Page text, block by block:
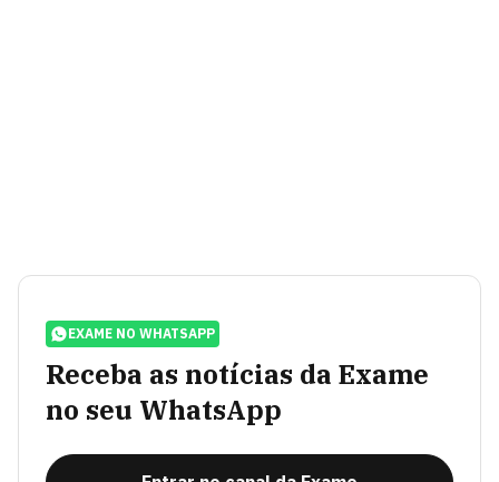
EXAME NO WHATSAPP
Receba as notícias da Exame
no seu WhatsApp